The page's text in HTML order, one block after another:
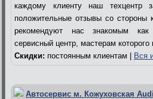
каждому клиенту наш техцентр
положительные отзывы со стороны
рекомендуют нас знакомым
сервисный центр, мастерам которого
Скидки: постоянным клиентам | Вся
Автосервис м. Кожуховская